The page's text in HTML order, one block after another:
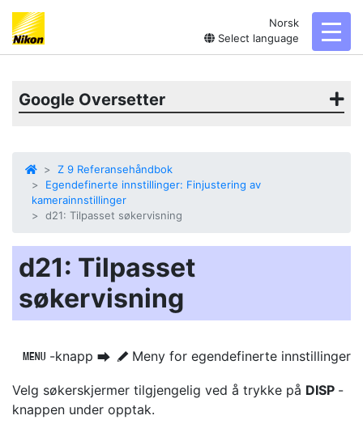
Norsk
Select language
Google Oversetter
Z 9 Referansehåndbok
Egendefinerte innstillinger: Finjustering av
kamerainnstillinger
d21: Tilpasset søkervisning
d21: Tilpasset
søkervisning
G -knapp U A Meny for egendefinerte innstillinger
Velg søkerskjermer tilgjengelig ved å trykke på DISP -
knappen under opptak.